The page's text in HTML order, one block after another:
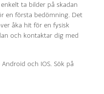
ta bilder på skadan
en första bedömning. Det
åka hit för en fysisk
och kontaktar dig med
och IOS. Sök på